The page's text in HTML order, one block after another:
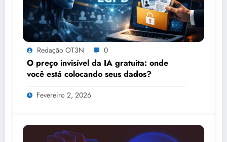
Redação OT3N 0
O preço invisível da IA gratuita: onde
você está colocando seus dados?
Fevereiro 2, 2026